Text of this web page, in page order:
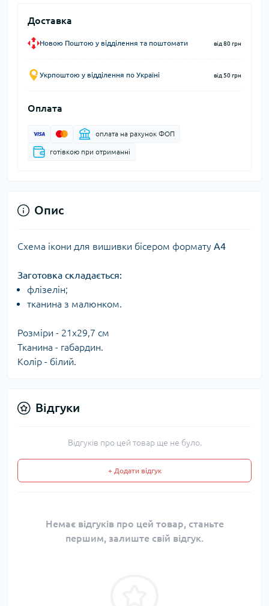
Доставка
Новою Поштою у відділення та поштомати від 80 грн
Укрпоштою у відділення по Україні від 50 грн
Оплата
оплата на рахунок ФОП
готівкою при отриманні
Опис
Схема ікони для вишивки бісером формату А4
Заготовка складається:​
флізелін;
тканина з малюнком.
Розміри - 21x29,7 см
Тканина - габардин.
Колір - білий.
Відгуки
Відгуків про цей товар ще не було.
+ Додати відгук
Немає відгуків про цей товар, станьте
першим, залиште свій відгук.